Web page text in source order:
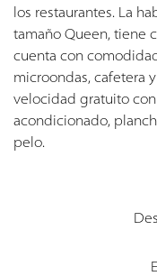
los restaurantes. La
tamaño Queen, tiene
cuenta con
microondas, cafetera
velocidad gratuito
acondicionado,
pelo.